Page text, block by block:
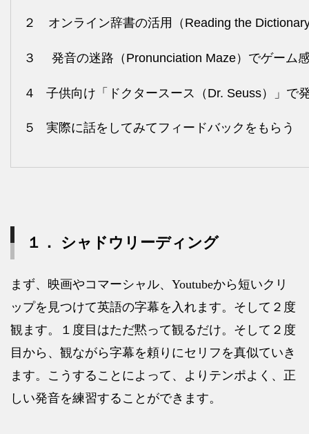
２ オンライン辞書の活用（ Reading the
３ 発音の迷路（ Pronunciation Maze）でゲーム
４ 子供向け「 ドクタースース（ Dr. Seuss）」で
５ 実際に話をしてみてフィードバックをもらう
１． シャドウリーディング
まず、映画やコマーシャル、 Youtubeから短いクリ
ップを見つけて英語の字幕を入れます。そして２度
観ます。１度目はただ黙って観るだけ。そして２度
目から、観ながら字幕を頼りにセリフを真似ていき
ます。こうすることによって、よりテンポよく、正
しい発音を練習することができます。